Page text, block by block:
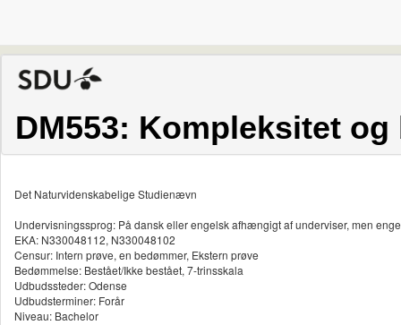
DM553: Kompleksitet
Det Naturvidenskabelige Studienævn
Undervisningssprog: På dansk eller engelsk afhængigt af underviser, men
EKA: N330048112, N330048102
Censur: Intern prøve, en bedømmer, Ekstern prøve
Bedømmelse: Bestået/Ikke bestået, 7-trinsskala
Udbudssteder: Odense
Udbudsterminer: Forår
Niveau: Bachelor